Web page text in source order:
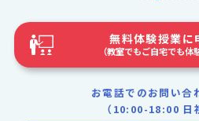
無料体験授業に
（教室でもご自宅でも体
お電話でのお問い合
（10:00-18:00 日